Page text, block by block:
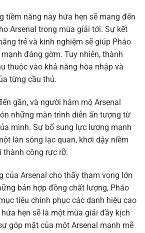
tiềm năng này hứa hẹn sẽ mang đến
Arsenal trong mùa giải tới. Sự kết
trẻ và kinh nghiệm sẽ giúp Pháo
đáng gờm. Tuy nhiên, thành
thuộc vào khả năng hòa nhập và
từng cầu thủ.
gần, và người hâm mộ Arsenal
những màn trình diễn ấn tượng từ
mình. Sự bổ sung lực lượng mạnh
làn sóng lạc quan, khơi dậy niềm
công rực rỡ.
của Arsenal cho thấy tham vọng lớn
bản hợp đồng chất lượng, Pháo
tiêu chinh phục các danh hiệu cao
hẹn sẽ là một mùa giải đầy kịch
góp mặt của một Arsenal mạnh mẽ